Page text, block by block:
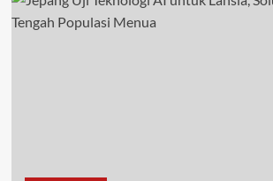
Melemah
dan